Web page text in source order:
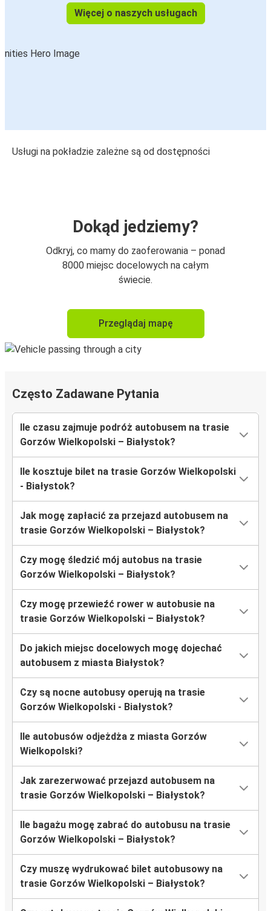
Więcej o naszych usługach
Usługi na pokładzie zależne są od dostępności
Dokąd jedziemy?
Odkryj, co mamy do zaoferowania – ponad
8000 miejsc docelowych na całym
świecie.
Przeglądaj mapę
Często Zadawane Pytania
Ile czasu zajmuje podróż autobusem na trasie
Gorzów Wielkopolski – Białystok?
Ile kosztuje bilet na trasie Gorzów Wielkopolski
- Białystok?
Jak mogę zapłacić za przejazd autobusem na
trasie Gorzów Wielkopolski – Białystok?
Czy mogę śledzić mój autobus na trasie
Gorzów Wielkopolski – Białystok?
Czy mogę przewieźć rower w autobusie na
trasie Gorzów Wielkopolski – Białystok?
Do jakich miejsc docelowych mogę dojechać
autobusem z miasta Białystok?
Czy są nocne autobusy operują na trasie
Gorzów Wielkopolski - Białystok?
Ile autobusów odjeżdża z miasta Gorzów
Wielkopolski?
Jak zarezerwować przejazd autobusem na
trasie Gorzów Wielkopolski – Białystok?
Ile bagażu mogę zabrać do autobusu na trasie
Gorzów Wielkopolski – Białystok?
Czy muszę wydrukować bilet autobusowy na
trasie Gorzów Wielkopolski – Białystok?